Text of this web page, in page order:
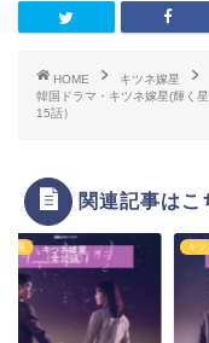
HOME
キツネ嫁星
韓国ドラマ・キツネ嫁星(輝く
15話）
関連記事はこ
嫁星 キツ